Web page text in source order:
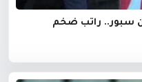
سبور.. راتب ضخم